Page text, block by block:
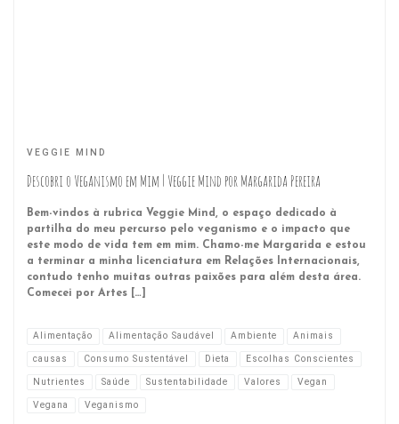
VEGGIE MIND
Descobri o Veganismo em Mim | Veggie Mind por Margarida Pereira
Bem-vindos à rubrica Veggie Mind, o espaço dedicado à
partilha do meu percurso pelo veganismo e o impacto que
este modo de vida tem em mim. Chamo-me Margarida e estou
a terminar a minha licenciatura em Relações Internacionais,
contudo tenho muitas outras paixões para além desta área.
Comecei por Artes […]
Alimentação Alimentação Saudável Ambiente
Animais
causas
Consumo Sustentável Dieta
Escolhas Conscientes
Nutrientes
Saúde Sustentabilidade Valores
Vegan
Vegana
Veganismo